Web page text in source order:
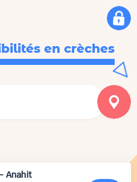
en crèches
Anahit